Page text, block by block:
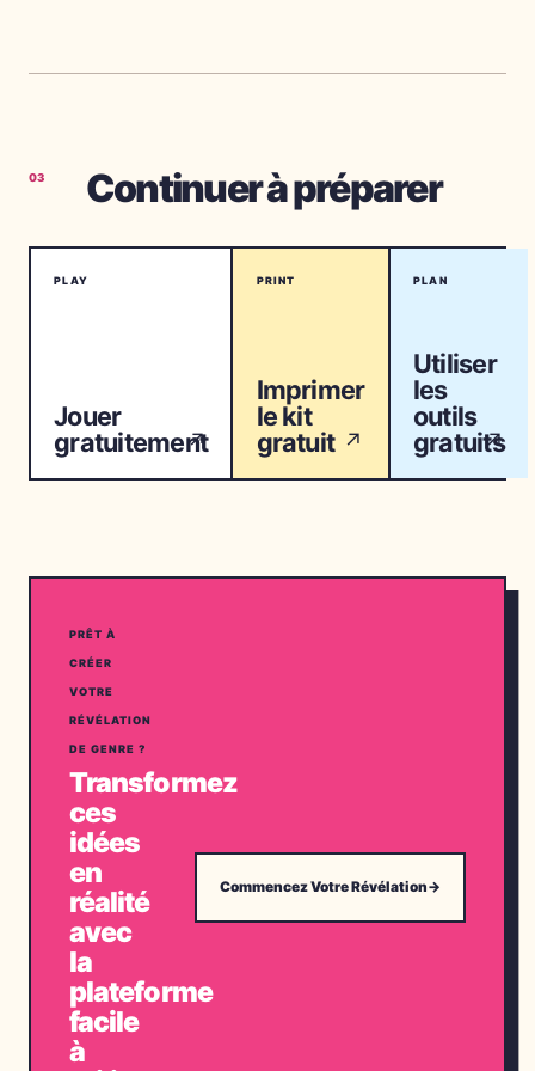
03 Continuer à préparer
PLAY
Jouer
gratuitement
↗
PRINT
Imprimer
le kit
gratuit ↗
PLAN
Utiliser
les
outils
gratuits
↗
PRÊT À
CRÉER
VOTRE
RÉVÉLATION
DE GENRE ?
Transformez
ces
idées
en
réalité
avec
la
plateforme
facile
à
Commencez Votre Révélation→